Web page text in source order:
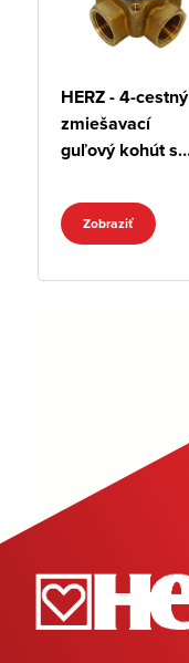
HERZ - 4-cestný
zmiešavací
guľový kohút s
Zobraziť